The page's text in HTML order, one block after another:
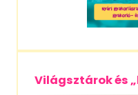
Világsztárok és